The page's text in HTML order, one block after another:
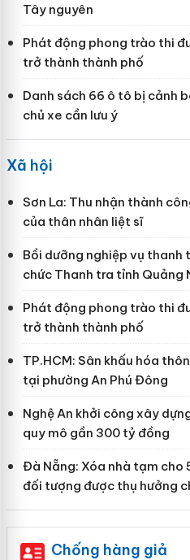
Tây nguyên
Phát động phong trào thi
trở thành thành phố
Danh sách 66 ô tô bị cảnh
chủ xe cần lưu ý
Xã hội
Sơn La: Thu nhận thành
của thân nhân liệt sĩ
Bồi dưỡng nghiệp vụ thanh
chức Thanh tra tỉnh Quảng
Phát động phong trào thi
trở thành thành phố
TP.HCM: Sân khấu hóa
tại phường An Phú Đông
Nghệ An khởi công xây
quy mô gần 300 tỷ đồng
Đà Nẵng: Xóa nhà tạm cho
đối tượng được thụ hưởng
Chống hàng giả